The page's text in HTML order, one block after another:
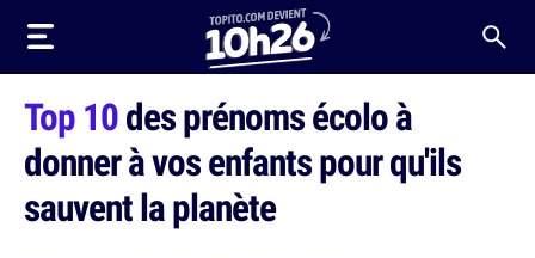
Top 10des prénoms écolo à
donner à vos enfants pour qu'ils
sauvent la planète